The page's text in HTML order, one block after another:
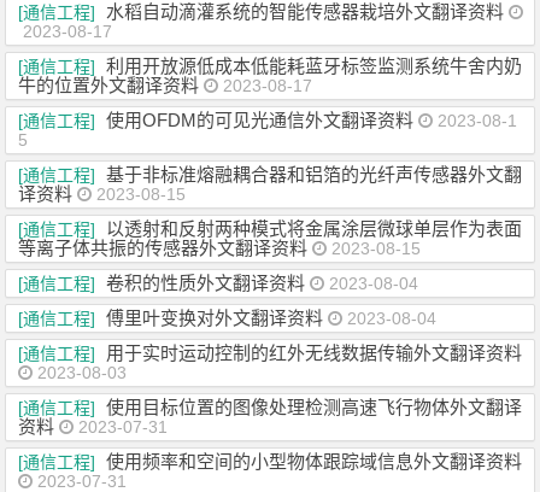
[通信工程]
水稻自动滴灌系统的智能传感器栽培外文翻译资料
2023-08-17
[通信工程]
利用开放源低成本低能耗蓝牙标签监测系统牛舍内奶
牛的位置外文翻译资料
2023-08-17
[通信工程]
使用OFDM的可见光通信外文翻译资料
2023-08-1
5
[通信工程]
基于非标准熔融耦合器和铝箔的光纤声传感器外文翻
译资料
2023-08-15
[通信工程]
以透射和反射两种模式将金属涂层微球单层作为表面
等离子体共振的传感器外文翻译资料
2023-08-15
[通信工程]
卷积的性质外文翻译资料
2023-08-04
[通信工程]
傅里叶变换对外文翻译资料
2023-08-04
[通信工程]
用于实时运动控制的红外无线数据传输外文翻译资料
2023-08-03
[通信工程]
使用目标位置的图像处理检测高速飞行物体外文翻译
资料
2023-07-31
[通信工程]
使用频率和空间的小型物体跟踪域信息外文翻译资料
2023-07-31